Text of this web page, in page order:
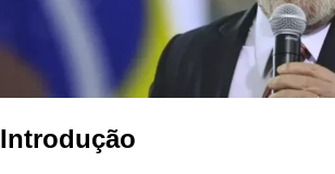
Introdução